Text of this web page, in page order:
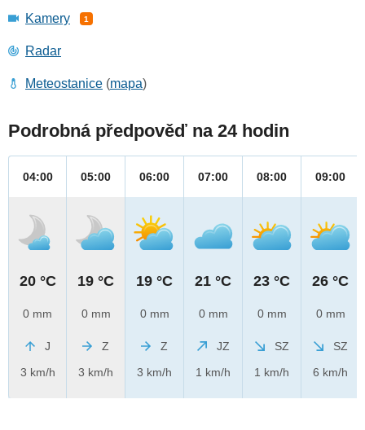
Kamery 1
Radar
Meteostanice (mapa)
Podrobná předpověď na 24 hodin
04:00
20 °C
0 mm
J
3 km/h
05:00
19 °C
0 mm
Z
3 km/h
06:00
19 °C
0 mm
Z
3 km/h
07:00
21 °C
0 mm
JZ
1 km/h
08:00
23 °C
0 mm
SZ
1 km/h
09:00
26 °C
0 mm
SZ
6 km/h